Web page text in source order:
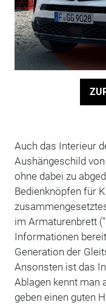
Auch das Interieur
Aushängeschild
ohne dabei zu
Bedienknöpfen für
im Armaturenbrett
Informationen
Generation der
Ansonsten ist das
Ablagen kennt man
geben einen guten